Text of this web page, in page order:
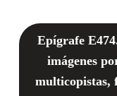
Epígrafe
imágenes
multicopistas,